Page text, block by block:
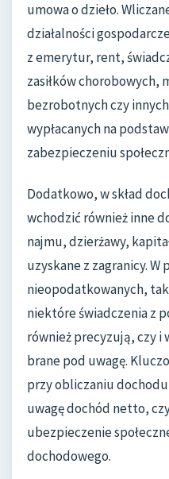
umowa o dzieło.
działalności
z emerytur, rent,
zasiłków chorobowych,
bezrobotnych czy
wypłacanych na
zabezpieczeniu
Dodatkowo, w skład
wchodzić również inne
najmu, dzierżawy,
uzyskane z zagranicy.
nieopodatkowanych,
niektóre świadczenia z
również precyzują, czy i
brane pod uwagę.
przy obliczaniu
uwagę dochód netto,
ubezpieczenie
dochodowego.